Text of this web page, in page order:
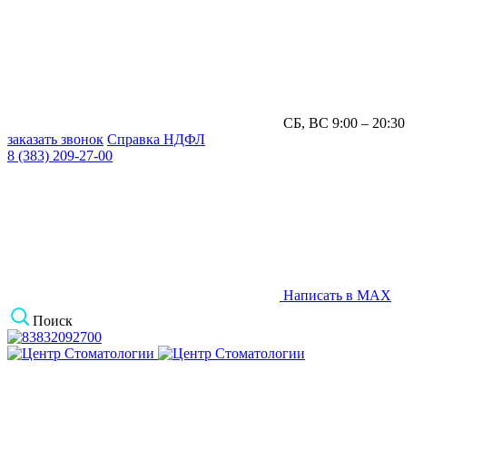
СБ, ВС 9:00 – 20:30
заказать звонок Справка НДФЛ
8 (383) 209-27-00
Написать в MAX
Поиск